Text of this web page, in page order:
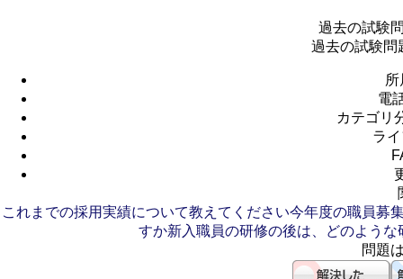
過去の試験
過去の試験問
電
カテゴリ
ラ
これまでの採用実績について教えてください今年度の職員募
すか新入職員の研修の後は、どのような
問題